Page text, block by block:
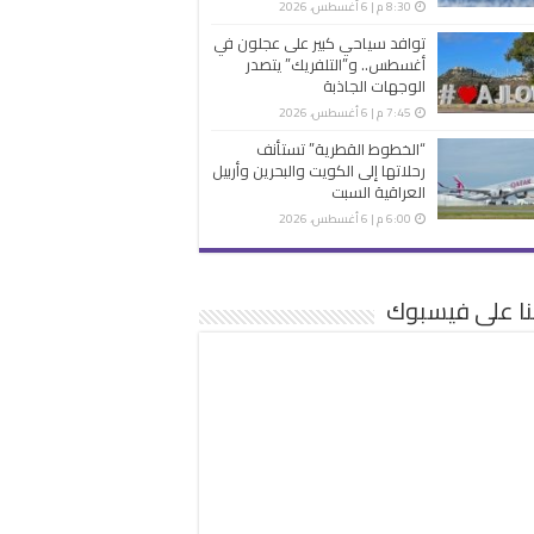
8:30 م | 6 أغسطس، 2026
توافد سياحي كبير على عجلون في
أغسطس.. و”التلفريك” يتصدر
الوجهات الجاذبة
7:45 م | 6 أغسطس، 2026
“الخطوط القطرية” تستأنف
رحلاتها إلى الكويت والبحرين وأربيل
العراقية السبت
6:00 م | 6 أغسطس، 2026
على فيسبوك